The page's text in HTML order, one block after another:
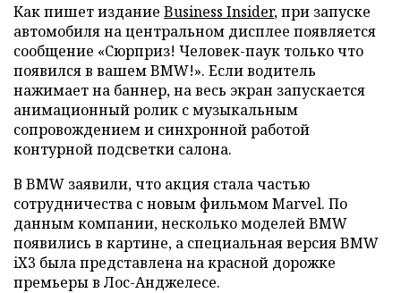
Как пишет издание Business Insider, при запуске
автомобиля на центральном дисплее появляется
сообщение «Сюрприз! Человек-паук только что
появился в вашем BMW!». Если водитель
нажимает на баннер, на весь экран запускается
анимационный ролик с музыкальным
сопровождением и синхронной работой
контурной подсветки салона.
В BMW заявили, что акция стала частью
сотрудничества с новым фильмом Marvel. По
данным компании, несколько моделей BMW
появились в картине, а специальная версия BMW
iX3 была представлена на красной дорожке
премьеры в Лос-Анджелесе.